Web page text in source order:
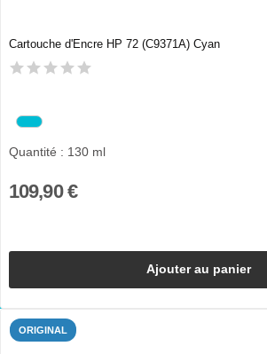
Cartouche d'Encre HP 72 (C9371A) Cyan
Quantité : 130 ml
109,90 €
Ajouter au panier
ORIGINAL